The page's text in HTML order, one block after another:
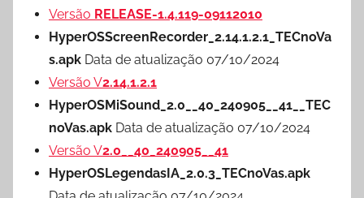
Versão RELEASE-1.4.119-09112010
HyperOSScreenRecorder_2.14.1.2.1_TECnoVa
s.apk Data de atualização 07/10/2024
Versão V2.14.1.2.1
HyperOSMiSound_2.0__40_240905__41__TEC
noVas.apk Data de atualização 07/10/2024
Versão V2.0__40_240905__41
HyperOSLegendasIA_2.0.3_TECnoVas.apk